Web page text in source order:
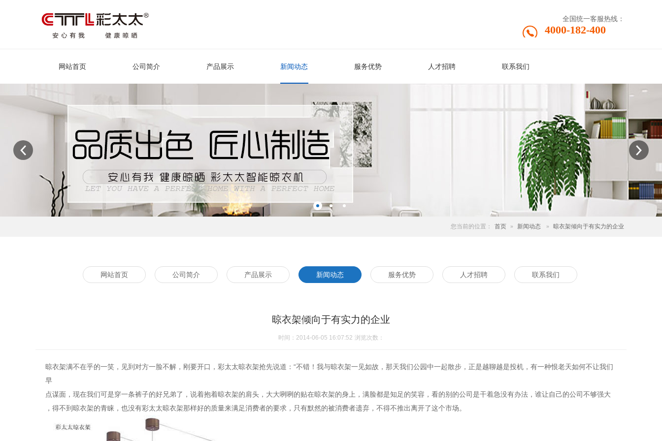
全国统一客服热线：
4000-182-400
网站首页 公司简介 产品展示 新闻动态 服务优势 人才招聘 联系我们
您当前的位置： 首页 » 新闻动态 » 晾衣架倾向于有实力的企业
网站首页 公司简介 产品展示 新闻动态 服务优势 人才招聘 联系我们
晾衣架倾向于有实力的企业
时间：2014-06-05 16:07:52 浏览次数：
晾衣架满不在乎的一笑，见到对方一脸不解，刚要开口，彩太太晾衣架抢先说道：“不错！我与晾衣架一见如故，那天我们公园中一起散步，正是越聊越是投机，有一种恨老天如何不让我们
早
点谋面，现在我们可是穿一条裤子的好兄弟了，说着抱着晾衣架的肩头，大大咧咧的贴在晾衣架的身上，满脸都是知足的笑容，看的别的公司是干着急没有办法，谁让自己的公司不够强大
，得不到晾衣架的青睐，也没有彩太太晾衣架那样好的质量来满足消费者的要求，只有默然的被消费者遗弃，不得不推出离开了这个市场。